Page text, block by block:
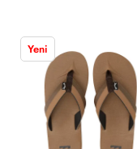
Yeni